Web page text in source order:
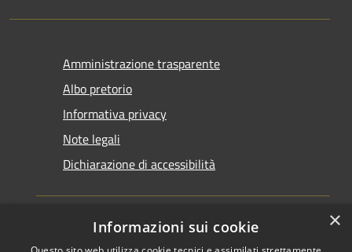
Amministrazione trasparente
Albo pretorio
Informativa privacy
Note legali
Dichiarazione di accessibilità
×
Informazioni sui cookie